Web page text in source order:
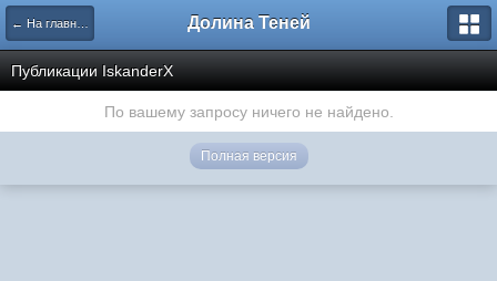
← На главную Долина Теней
Публикации IskanderX
По вашему запросу ничего не найдено.
Полная версия